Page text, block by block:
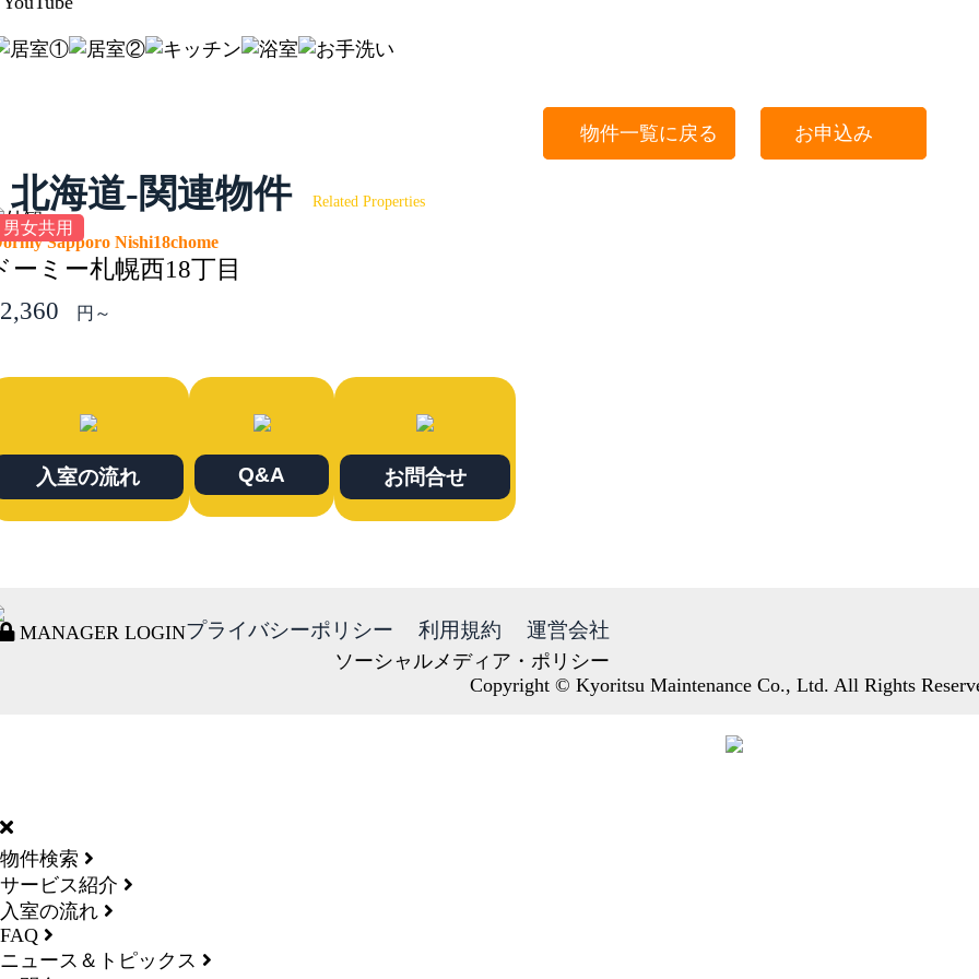
物件一覧に戻る お申込み
北海道-関連物件 Related Properties
男女共用
Sapporo Nishi18chome
ーミー札幌西18丁目
円～
入室の流れ Q&A お問合せ
MANAGER LOGINプライバシーポリシー 利用規約 運営会社
ソーシャルメディア・ポリシー
Copyright © Kyoritsu Maintenance Co., Ltd. All Rights
物件検索
サービス紹介
入室の流れ
FAQ
ニュース＆トピックス